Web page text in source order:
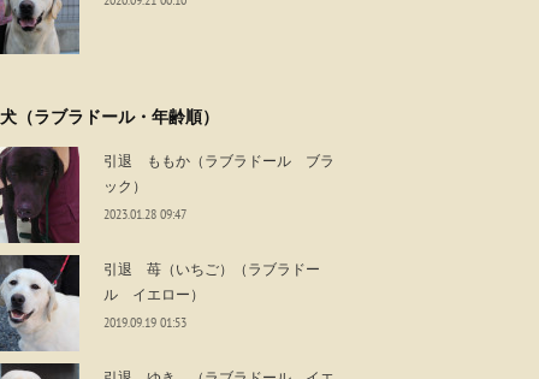
（ラブラドール・年齢順）
引退 ももか（ラブラドール ブラ
ック）
2023.01.28 09:47
引退 苺（いちご）（ラブラドー
ル イエロー）
2019.09.19 01:53